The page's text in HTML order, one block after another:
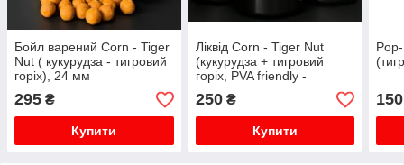
Бойл варений Corn - Tiger
Nut ( кукурудза - тигровий
горіх), 24 мм
295 ₴
Купити
Ліквід Corn - Tiger Nut
(кукурудза + тигровий
горіх, PVA friendly -
mokalka), 400 мл
250₴
Купити
150